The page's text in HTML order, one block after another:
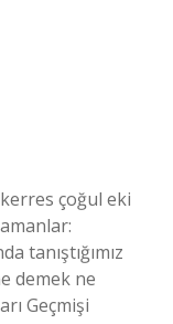
tanıştığımız
demek ne
Geçmişi